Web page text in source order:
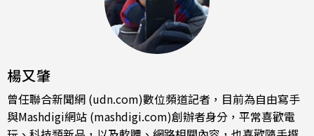
楊又肇
曾任聯合新聞網 (udn.com)數位頻道記者，目前為自由寫手
與Mashdigi網站 (mashdigi.com)創辦者身分，平常喜歡電